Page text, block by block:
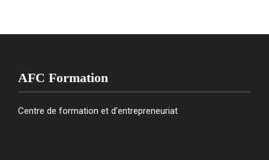
AFC Formation
Centre de formation et d'entrepreneuriat